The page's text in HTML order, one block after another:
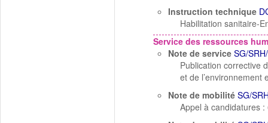
Instruction technique
Habilitation sanitaire-
Service des ressources
Note de service SG/
Publication corrective
et de l’environnement
Note de mobilité SG/
Appel à candidatures